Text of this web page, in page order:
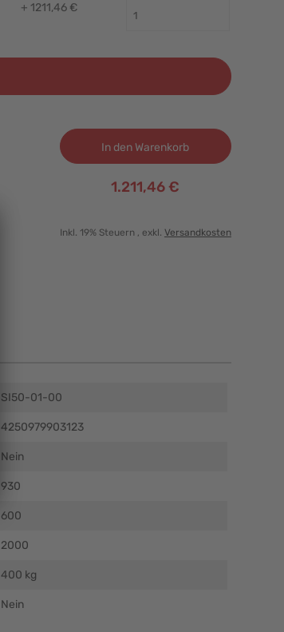
+ 1211,46 €
In den Warenkorb
1.211,46 €
Inkl. 19% Steuern , exkl. Versandkosten
SI50-01-00
4250979903123
Nein
930
600
2000
400 kg
Nein